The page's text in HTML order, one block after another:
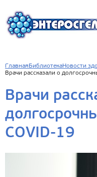
Главная БиблиотекаНовости
Врачи рассказали о
Врачи
COVID-19